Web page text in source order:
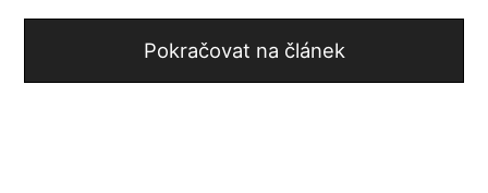
Pokračovat na článek